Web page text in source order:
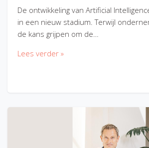
De ontwikkeling van Artificial
in een nieuw stadium. Terwijl
de kans grijpen om de…
Lees verder »